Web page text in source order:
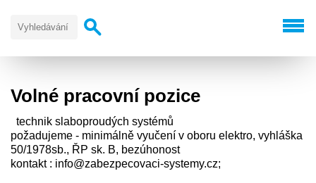
Volné pracovní pozice
technik slaboproudých systémů
požadujeme - minimálně vyučení v oboru elektro, vyhláška
50/1978sb., ŘP sk. B, bezúhonost
kontakt : info@zabezpecovaci-systemy.cz;